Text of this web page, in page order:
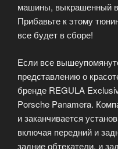
машины, выкрашенный в
Прибавьте к этому
все будет в сборе!
Если все
представлению о
бренде REGULA
Porsche Panamera.
и заканчивается
включая передний и
задние обтекатели, и